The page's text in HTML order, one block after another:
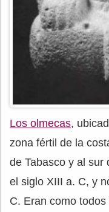
Los olmecas,
zona fértil de la
de Tabasco y al sur
el siglo XIII a. C, y
C. Eran como